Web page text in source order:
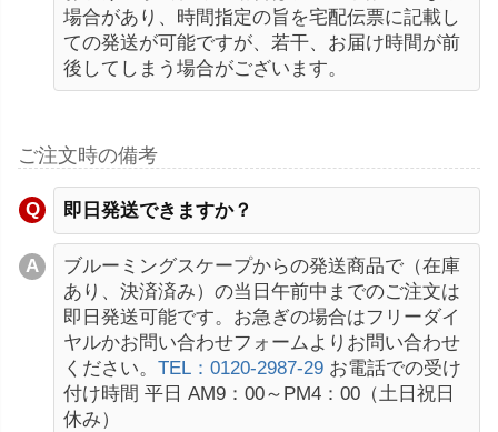
場合があり、時間指定の旨を宅配伝票に記載し
ての発送が可能ですが、若干、お届け時間が前
後してしまう場合がございます。
ご注文時の備考
即日発送できますか？
ブルーミングスケープからの発送商品で（在庫
あり、決済済み）の当日午前中までのご注文は
即日発送可能です。お急ぎの場合はフリーダイ
ヤルかお問い合わせフォームよりお問い合わせ
ください。 TEL：0120-2987-29 お電話での受け
付け時間 平日 AM9：00～PM4：00（土日祝日
休み）